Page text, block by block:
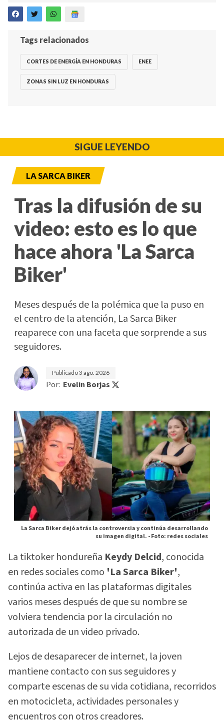
Tags relacionados
CORTES DE ENERGÍA EN HONDURAS ENEE
ZONAS SIN LUZ EN HONDURAS
SIGUE LEYENDO
LA SARCA BIKER
Tras la difusión de su
video: esto es lo que
hace ahora 'La Sarca
Biker'
Meses después de la polémica que la puso en
el centro de la atención, La Sarca Biker
reaparece con una faceta que sorprende a sus
seguidores.
Publicado3 ago. 2026
Por: Evelin Borjas
La Sarca Biker dejó atrás la controversia y continúa desarrollando
su imagen digital. -Foto: redes sociales
La tiktoker hondureña Keydy Delcid, conocida
en redes sociales como 'La Sarca Biker',
continúa activa en las plataformas digitales
varios meses después de que su nombre se
volviera tendencia por la circulación no
autorizada de un video privado.
Lejos de desaparecer de internet, la joven
mantiene contacto con sus seguidores y
comparte escenas de su vida cotidiana, recorridos
en motocicleta, actividades personales y
encuentros con otros creadores.